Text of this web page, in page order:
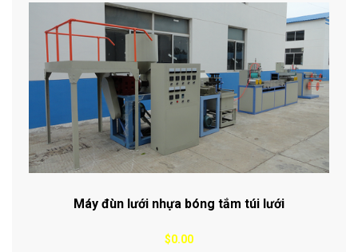
Máy đùn lưới nhựa bóng tắm túi lưới
$0.00